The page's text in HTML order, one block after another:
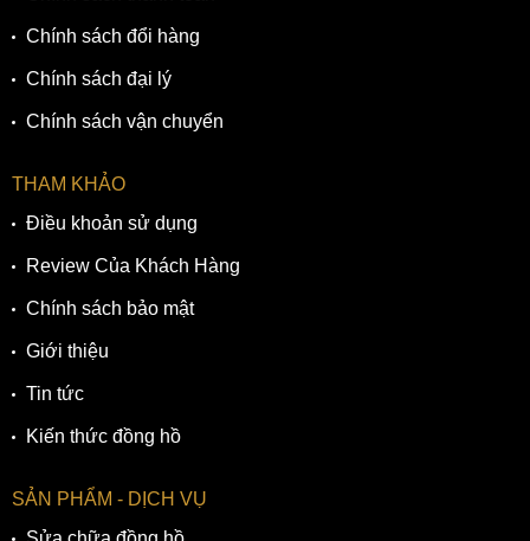
Chính sách đổi hàng
Chính sách đại lý
Chính sách vận chuyển
THAM KHẢO
Điều khoản sử dụng
Review Của Khách Hàng
Chính sách bảo mật
Giới thiệu
Tin tức
Kiến thức đồng hồ
SẢN PHẨM - DỊCH VỤ